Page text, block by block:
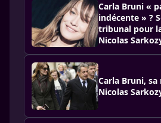
Carla Bruni «
indécente » ?
tribunal pour
Nicolas
Carla Bruni,
Nicolas